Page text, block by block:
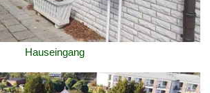
Hauseingang